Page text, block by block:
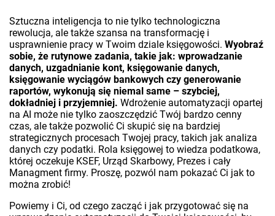
Sztuczna inteligencja to nie tylko technologiczna
rewolucja, ale także szansa na transformację i
usprawnienie pracy w Twoim dziale księgowości. Wyobraź
sobie, że rutynowe zadania, takie jak: wprowadzanie
danych, uzgadnianie kont, księgowanie danych,
księgowanie wyciągów bankowych czy generowanie
raportów, wykonują się niemal same – szybciej,
dokładniej i przyjemniej. Wdrożenie automatyzacji opartej
na AI może nie tylko zaoszczędzić Twój bardzo cenny
czas, ale także pozwolić Ci skupić się na bardziej
strategicznych procesach Twojej pracy, takich jak analiza
danych czy podatki. Rola księgowej to wiedza podatkowa,
której oczekuje KSEF, Urząd Skarbowy, Prezes i cały
Managment firmy. Proszę, pozwól nam pokazać Ci jak to
można zrobić!
Powiemy i Ci, od czego zacząć i jak przygotować się na